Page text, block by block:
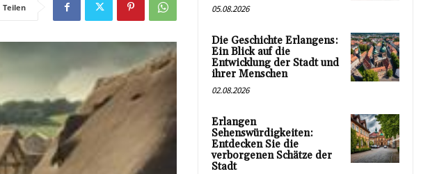
Teilen 05.08.2026
Die Geschichte Erlangens:
Ein Blick auf die
Entwicklung der Stadt und
ihrer Menschen
02.08.2026
Erlangen
Sehenswürdigkeiten:
Entdecken Sie die
verborgenen Schätze der
Stadt